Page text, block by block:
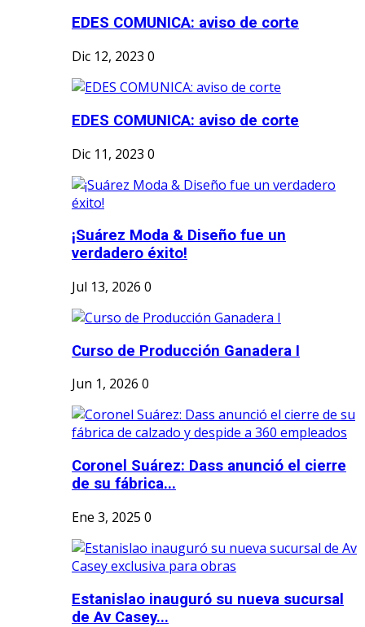
EDES COMUNICA: aviso de corte
Dic 12, 2023 0
EDES COMUNICA: aviso de corte
Dic 11, 2023 0
¡Suárez Moda & Diseño fue un
verdadero éxito!
Jul 13, 2026 0
Curso de Producción Ganadera I
Jun 1, 2026 0
Coronel Suárez: Dass anunció el cierre
de su fábrica...
Ene 3, 2025 0
Estanislao inauguró su nueva sucursal
de Av Casey...